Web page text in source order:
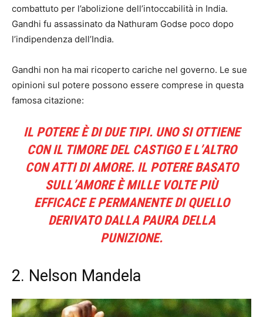
combattuto per l’abolizione dell’intoccabilità in India.
Gandhi fu assassinato da Nathuram Godse poco dopo
l’indipendenza dell’India.
Gandhi non ha mai ricoperto cariche nel governo. Le sue
opinioni sul potere possono essere comprese in questa
famosa citazione:
IL POTERE È DI DUE TIPI. UNO SI OTTIENE
CON IL TIMORE DEL CASTIGO E L’ALTRO
CON ATTI DI AMORE. IL POTERE BASATO
SULL’AMORE È MILLE VOLTE PIÙ
EFFICACE E PERMANENTE DI QUELLO
DERIVATO DALLA PAURA DELLA
PUNIZIONE.
2. Nelson Mandela